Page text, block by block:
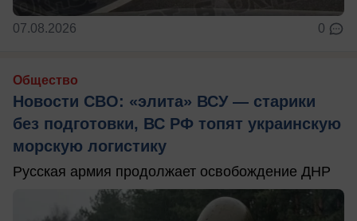
07.08.2026 0
Общество
Новости СВО: «элита» ВСУ — старики
без подготовки, ВС РФ топят украинскую
морскую логистику
Русская армия продолжает освобождение ДНР